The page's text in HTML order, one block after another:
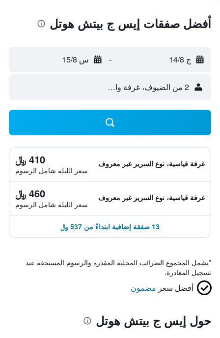
أفضل صفقات إيس ج بيتش هوتل
ج 14/8 - س 15/8
2 من الضيوف، غرفة واحدة
غرفة قياسية، نوع السرير غير معروف 410 ﷼
سعر الليلة شامل الرسوم
غرفة قياسية، نوع السرير غير معروف 460 ﷼
سعر الليلة شامل الرسوم
13 صفقة إضافية ابتداءً من 537 ﷼
*يشمل المجموع الضرائب المحلية المقدرة والرسوم المستحقة عند
تسجيل المغادرة.
أفضل سعر مضمون
حول إيس ج بيتش هوتل